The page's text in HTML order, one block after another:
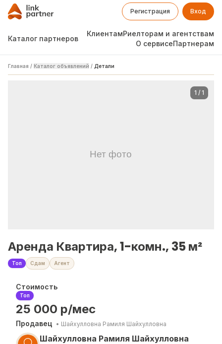
Регистрация Вход
Каталог партнеров
КлиентамРиелторам и агентствам
О сервисеПартнерам
Главная / Каталог объявлений / Детали
1 / 1
Аренда Квартира, 1-комн., 35 м²
Топ Сдам Агент
Стоимость
Топ
25 000 р/мес
Продавец • Шайхулловна Рамиля Шайхулловна
Шайхулловна Рамиля Шайхулловна